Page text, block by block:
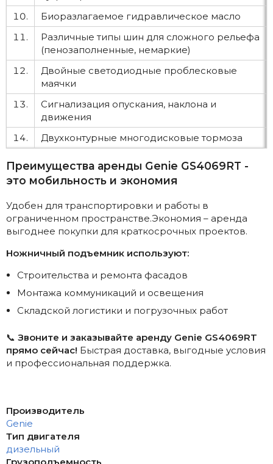
10.
Биоразлагаемое гидравлическое масло
11.
Различные типы шин для сложного рельефа
(пенозаполненные, немаркие)
12.
Двойные светодиодные проблесковые
маячки
13.
Сигнализация опускания, наклона и
движения
14.
Двухконтурные многодисковые тормоза
Преимущества аренды Genie GS4069RT -
это мобильность и экономия
Удобен для транспортировки и работы в
ограниченном пространстве.Экономия – аренда
выгоднее покупки для краткосрочных проектов.
Ножничный подъемник используют:
Строительства и ремонта фасадов
Монтажа коммуникаций и освещения
Складской логистики и погрузочных работ
📞 Звоните и заказывайте аренду Genie GS4069RT
прямо сейчас! Быстрая доставка, выгодные условия
и профессиональная поддержка.
Производитель
Genie
Тип двигателя
дизельный